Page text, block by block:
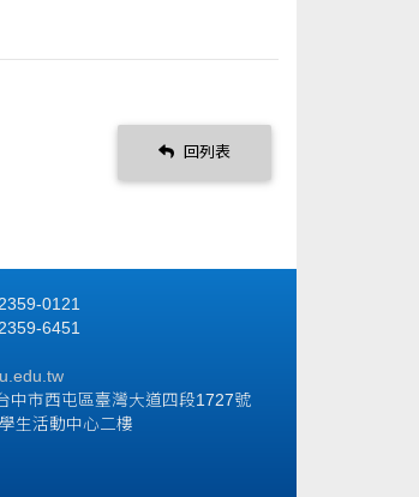
回列表
0121
6451
中市西屯區臺灣大道四段1727號
生活動中心二樓